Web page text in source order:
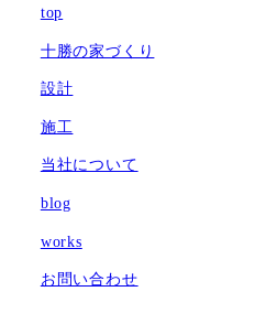
top
十勝の家づくり
設計
施工
当社について
blog
works
お問い合わせ